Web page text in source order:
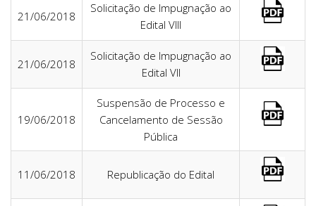
21/06/2018
Solicitação de Impugnação ao
Edital VIII
21/06/2018
Solicitação de Impugnação ao
Edital VII
19/06/2018
Suspensão de Processo e
Cancelamento de Sessão
Pública
11/06/2018 Republicação do Edital